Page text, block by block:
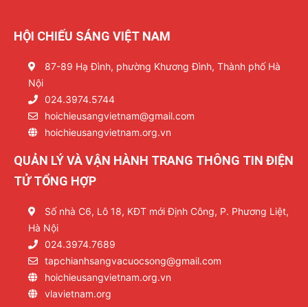
HỘI CHIẾU SÁNG VIỆT NAM
87-89 Hạ Đình, phường Khương Đình, Thành phố Hà
Nội
024.3974.5744
hoichieusangvietnam@gmail.com
hoichieusangvietnam.org.vn
QUẢN LÝ VÀ VẬN HÀNH TRANG THÔNG TIN ĐIỆN
TỬ TỔNG HỢP
Số nhà C6, Lô 18, KĐT mới Định Công, P. Phương Liệt,
Hà Nội
024.3974.7689
tapchianhsangvacuocsong@gmail.com
hoichieusangvietnam.org.vn
vlavietnam.org